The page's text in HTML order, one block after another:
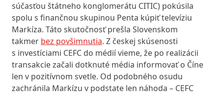
súčasťou štátneho konglomerátu CITIC) pokúsila
spolu s finančnou skupinou Penta kúpiť televíziu
Markíza. Táto skutočnosť prešla Slovenskom
takmer bez povšimnutia. Z českej skúsenosti
s investíciami CEFC do médií vieme, že po realizácii
transakcie začali dotknuté média informovať o Číne
len v pozitívnom svetle. Od podobného osudu
zachránila Markízu v podstate len náhoda – CEFC